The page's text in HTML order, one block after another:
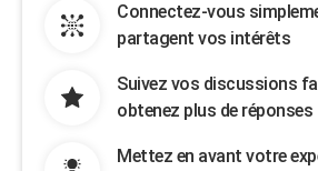
Connectez-vous
partagent vos intérêts
Suivez vos discussions
obtenez plus de réponses
Mettez en avant votre